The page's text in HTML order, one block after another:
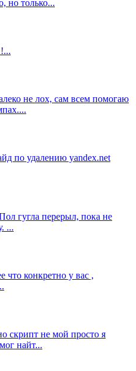
но только...
не лох, сам всем помогаю
по удалению yandex.net
гугла перерыл, пока не
...
что конкретно у вас ,
скрипт не мой просто я
найт...